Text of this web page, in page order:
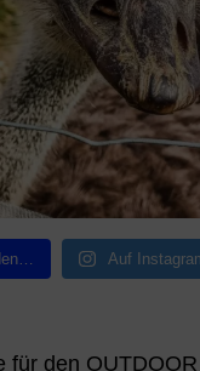
Auf
für den